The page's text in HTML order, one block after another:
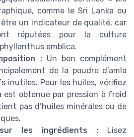
comme le Sri Lanka ou
être un indicateur de qualité, car
réputées pour la culture
emblica.
:Un bon complément
de la poudre d’amla
inutiles. Pour les huiles, vérifiez
est obtenue par pression à froid
pas d’huiles minérales ou de
sur les ingrédients : Lisez